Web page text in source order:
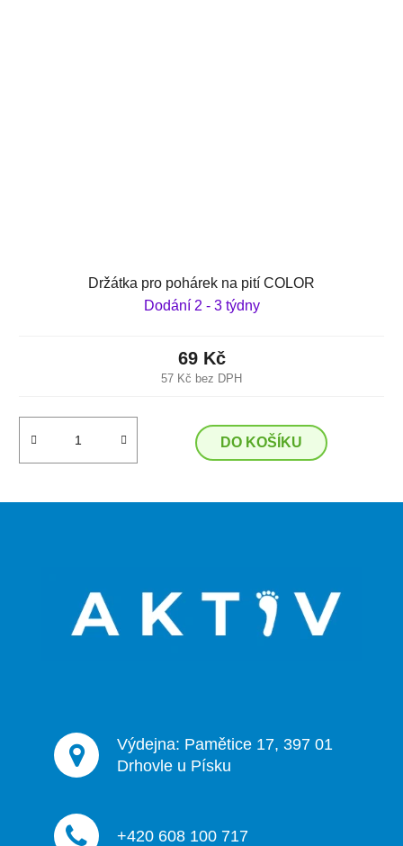
Držátka pro pohárek na pití COLOR
Dodání 2 - 3 týdny
57 Kč bez DPH
69 Kč
DO KOŠÍKU
Výdejna: Pamětice 17, 397 01
Drhovle u Písku
+420 608 100 717